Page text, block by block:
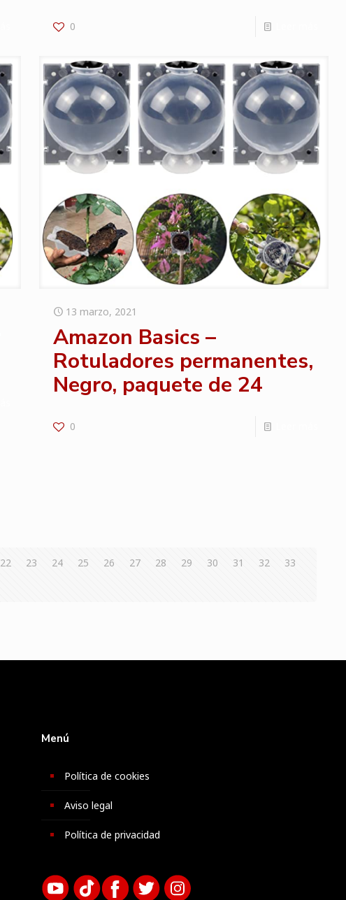
0
13 marzo, 2021
Amazon Basics –
Rotuladores permanentes,
Negro, paquete de 24
0
22 23 24 25 26 27 28 29 30 31 32
33
Menú
Política de cookies
Aviso legal
Política de privacidad